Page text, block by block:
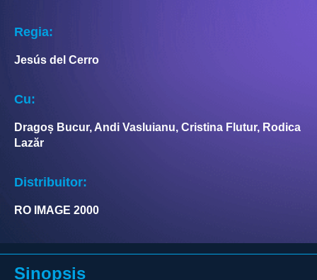
Regia:
Jesús del Cerro
Cu:
Dragoș Bucur, Andi Vasluianu, Cristina Flutur, Rodica
Lazăr
Distribuitor:
RO IMAGE 2000
Sinopsis